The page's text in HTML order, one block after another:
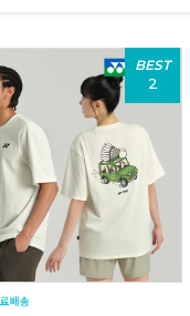
BEST
2